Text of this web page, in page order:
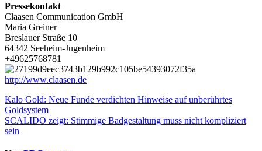
Pressekontakt
Claasen Communication GmbH
Maria Greiner
Breslauer Straße 10
64342 Seeheim-Jugenheim
+49625768781
http://www.claasen.de
Beitragsnavigation
Kalo Gold: Neue Funde verdichten Hinweise auf unberührtes
Goldsystem
SCALIDO zeigt: Stimmige Badgestaltung muss nicht kompliziert
sein